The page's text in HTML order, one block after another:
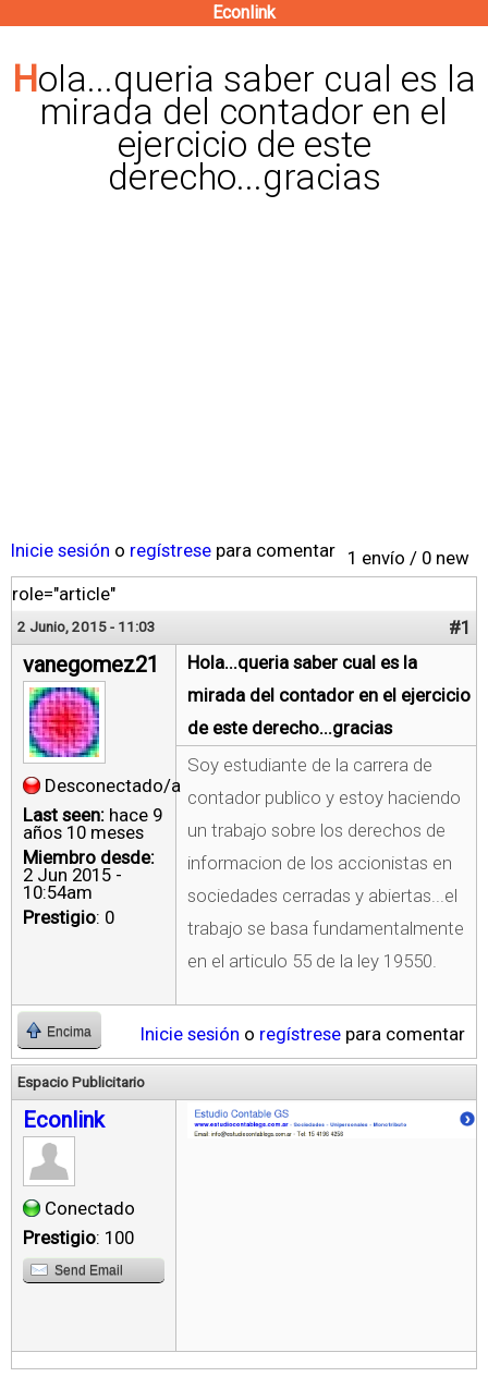
contenido
principal
Econlink
Hola...queria saber cual es la
mirada del contador en el
ejercicio de este
derecho...gracias
1 envío / 0 new
Inicie sesión o regístrese para comentar
role="article"
2 Junio, 2015 - 11:03 #1
vanegomez21
Desconectado/a
Last seen: hace 9
años 10 meses
Miembro desde:
2 Jun 2015 -
10:54am
Prestigio: 0
Hola...queria saber cual es la
mirada del contador en el ejercicio
de este derecho...gracias
Soy estudiante de la carrera de
contador publico y estoy haciendo
un trabajo sobre los derechos de
informacion de los accionistas en
sociedades cerradas y abiertas...el
trabajo se basa fundamentalmente
en el articulo 55 de la ley 19550.
Encima Inicie sesión o regístrese para comentar
Espacio Publicitario
Econlink
Conectado
Prestigio: 100
Send Email